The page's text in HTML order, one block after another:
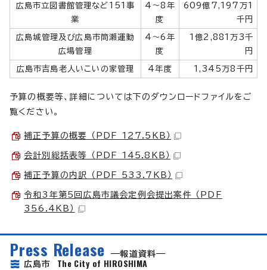
広島市立図書館管理など151事
業
4～8年
度
609億7,197万1
千円
広島城管理及び広島市筒瀬運動
広場管理
4～6年
度
1億2,881万3千
円
広島市吉島老人いこいの家管理 4年度 1,345万8千円
予算の概要等、詳細については下のダウンロードファイルをご
覧ください。
補正予算の概要 （PDF 127.5KB）
会計別総括表等 （PDF 145.8KB）
補正予算の内訳 （PDF 533.7KB）
令和3年第5回広島市議会定例会提出案件 （PDF
356.4KB）
Press Release
報道資料
広島市 The City of HIROSHIMA